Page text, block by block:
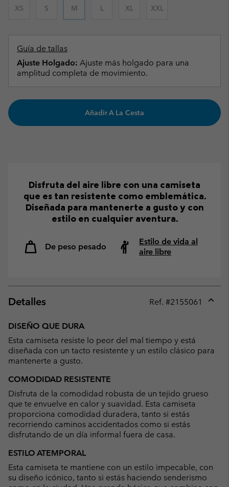
XS S M L XL XXL
Guía de tallas
Ajuste Holgado: Ajuste más holgado para una
amplitud completa de movimiento.
Añadir A La Cesta
Disfruta del aire libre con una camiseta
que es tan resistente como emblemática.
Diseñada para mantenerte a gusto y con
estilo en cualquier aventura.
De peso pesado
Estilo de vida al
aire libre
Detalles Ref. #2155061
DISEÑO QUE DURA
Esta camiseta resiste lo peor del mal tiempo y está
diseñada con un tacto resistente y un estilo clásico para
mantenerte a gusto.
COMODIDAD RESISTENTE
Disfruta de la comodidad robusta de un tejido grueso
que te envuelve en calor y suavidad. Esta camiseta
proporciona comodidad duradera, tanto si estás
recorriendo caminos accidentados como si estás
disfrutando de un día informal fuera de casa.
ESTILO ATEMPORAL
Esta camiseta te mantiene con un estilo impecable, con
su diseño icónico, tanto si estás haciendo senderismo